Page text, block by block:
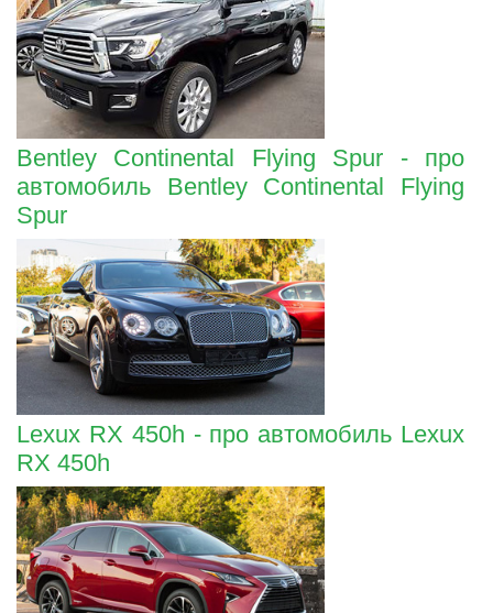
Bentley Continental Flying Spur - про
автомобиль Bentley Continental Flying
Spur
Lexux RX 450h - про автомобиль Lexux
RX 450h